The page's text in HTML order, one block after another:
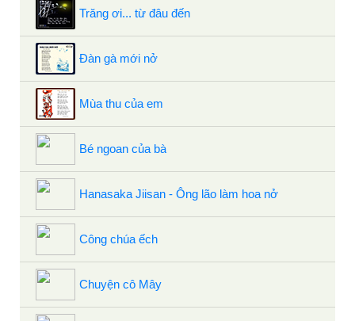
Trăng ơi... từ đâu đến
Đàn gà mới nở
Mùa thu của em
Bé ngoan của bà
Hanasaka Jiisan - Ông lão làm hoa nở
Công chúa ếch
Chuyện cô Mây